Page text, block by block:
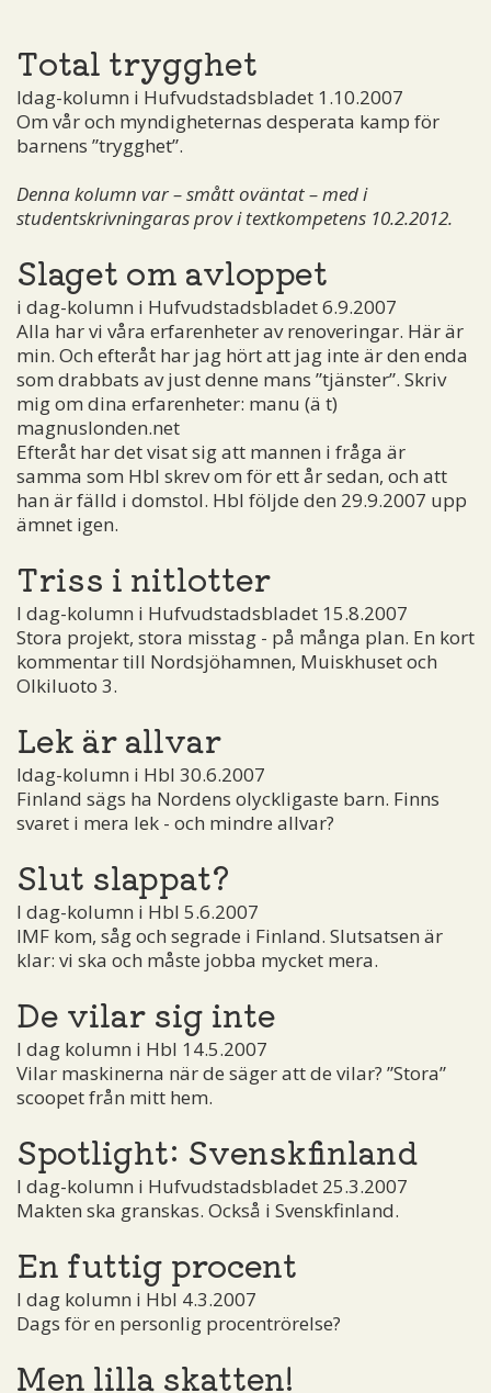
Total trygghet
Idag-kolumn i Hufvudstadsbladet 1.10.2007
Om vår och myndigheternas desperata kamp för
barnens ”trygghet”.
Denna kolumn var – smått oväntat – med i
studentskrivningaras prov i textkompetens 10.2.2012.
Slaget om avloppet
i dag-kolumn i Hufvudstadsbladet 6.9.2007
Alla har vi våra erfarenheter av renoveringar. Här är
min. Och efteråt har jag hört att jag inte är den enda
som drabbats av just denne mans ”tjänster”. Skriv
mig om dina erfarenheter: manu (ä t)
magnuslonden.net
Efteråt har det visat sig att mannen i fråga är
samma som Hbl skrev om för ett år sedan, och att
han är fälld i domstol. Hbl följde den 29.9.2007 upp
ämnet igen.
Triss i nitlotter
I dag-kolumn i Hufvudstadsbladet 15.8.2007
Stora projekt, stora misstag - på många plan. En kort
kommentar till Nordsjöhamnen, Muiskhuset och
Olkiluoto 3.
Lek är allvar
Idag-kolumn i Hbl 30.6.2007
Finland sägs ha Nordens olyckligaste barn. Finns
svaret i mera lek - och mindre allvar?
Slut slappat?
I dag-kolumn i Hbl 5.6.2007
IMF kom, såg och segrade i Finland. Slutsatsen är
klar: vi ska och måste jobba mycket mera.
De vilar sig inte
I dag kolumn i Hbl 14.5.2007
Vilar maskinerna när de säger att de vilar? ”Stora”
scoopet från mitt hem.
Spotlight: Svenskfinland
I dag-kolumn i Hufvudstadsbladet 25.3.2007
Makten ska granskas. Också i Svenskfinland.
En futtig procent
I dag kolumn i Hbl 4.3.2007
Dags för en personlig procentrörelse?
Men lilla skatten!